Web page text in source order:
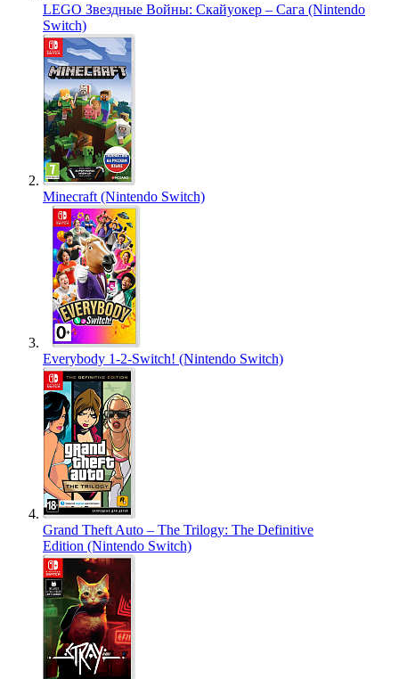
LEGO Звездные Войны: Скайуокер – Сага (Nintendo
Switch)
Minecraft (Nintendo Switch)
Everybody 1-2-Switch! (Nintendo Switch)
Grand Theft Auto – The Trilogy: The Definitive
Edition (Nintendo Switch)